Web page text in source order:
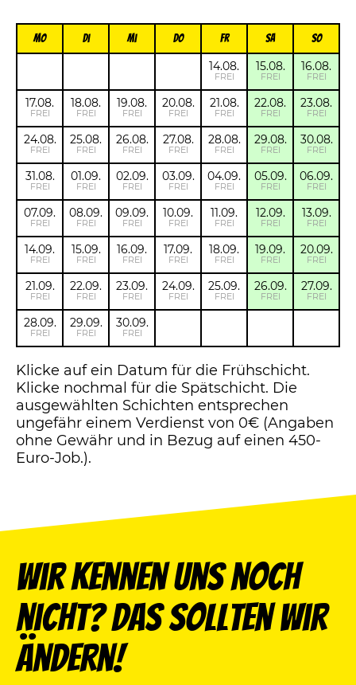
Mo Di Mi Do FR Sa So
14.08.
FREI
15.08.
FREI
16.08.
FREI
17.08.
FREI
18.08.
FREI
19.08.
FREI
20.08.
FREI
21.08.
FREI
22.08.
FREI
23.08.
FREI
24.08.
FREI
25.08.
FREI
26.08.
FREI
27.08.
FREI
28.08.
FREI
29.08.
FREI
30.08.
FREI
31.08.
FREI
01.09.
FREI
02.09.
FREI
03.09.
FREI
04.09.
FREI
05.09.
FREI
06.09.
FREI
07.09.
FREI
08.09.
FREI
09.09.
FREI
10.09.
FREI
11.09.
FREI
12.09.
FREI
13.09.
FREI
14.09.
FREI
15.09.
FREI
16.09.
FREI
17.09.
FREI
18.09.
FREI
19.09.
FREI
20.09.
FREI
21.09.
FREI
22.09.
FREI
23.09.
FREI
24.09.
FREI
25.09.
FREI
26.09.
FREI
27.09.
FREI
28.09.
FREI
29.09.
FREI
30.09.
FREI
Klicke auf ein Datum für die Frühschicht.
Klicke nochmal für die Spätschicht. Die
ausgewählten Schichten entsprechen
ungefähr einem Verdienst von 0€ (Angaben
ohne Gewähr und in Bezug auf einen 450-
Euro-Job.).
Wir kennen uns noch
nicht? Das sollten wir
ändern!